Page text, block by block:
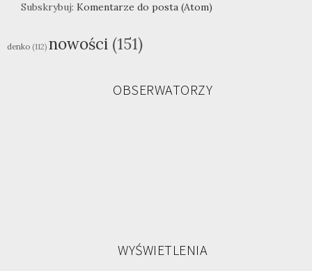
Subskrybuj: Komentarze do posta (Atom)
denko (112) nowości (151)
OBSERWATORZY
WYŚWIETLENIA